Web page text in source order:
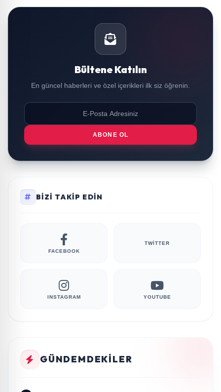
Bültene Katılın
En güncel haberleri ve özel içerikleri ilk siz öğrenin.
ABONE OL
BIZI TAKIP EDIN
FACEBOOK
TWITTER
INSTAGRAM YOUTUBE
GÜNDEMDEKILER